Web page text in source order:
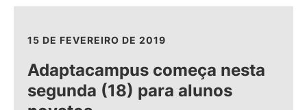
15 DE FEVEREIRO DE 2019
Adaptacampus começa nesta
segunda (18) para alunos